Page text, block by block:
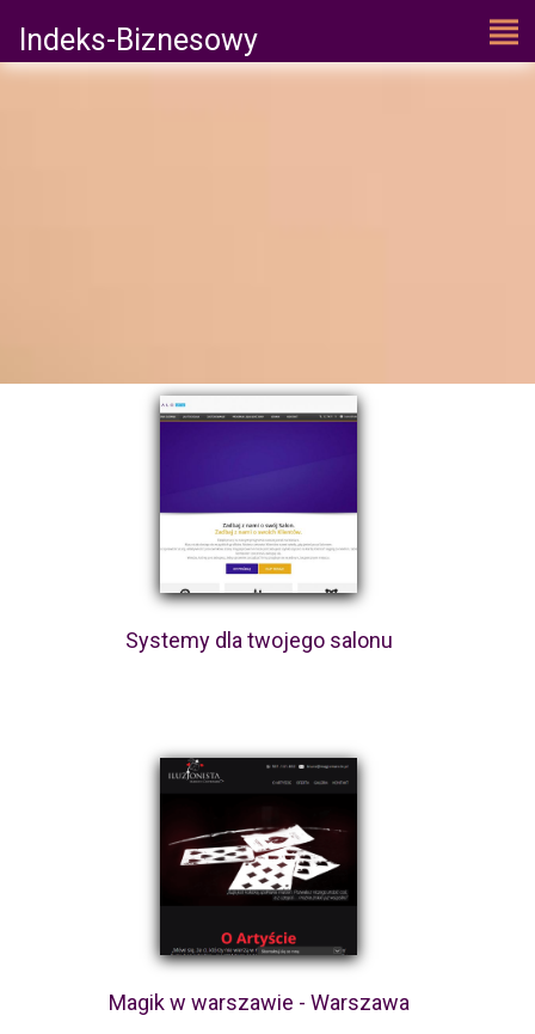
Indeks-Biznesowy
Systemy dla twojego salonu
Magik w warszawie - Warszawa